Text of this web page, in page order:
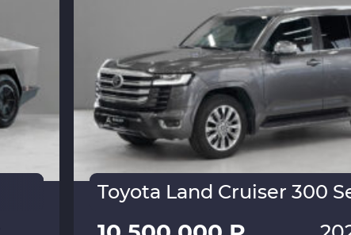
Toyota Land Cruiser 300